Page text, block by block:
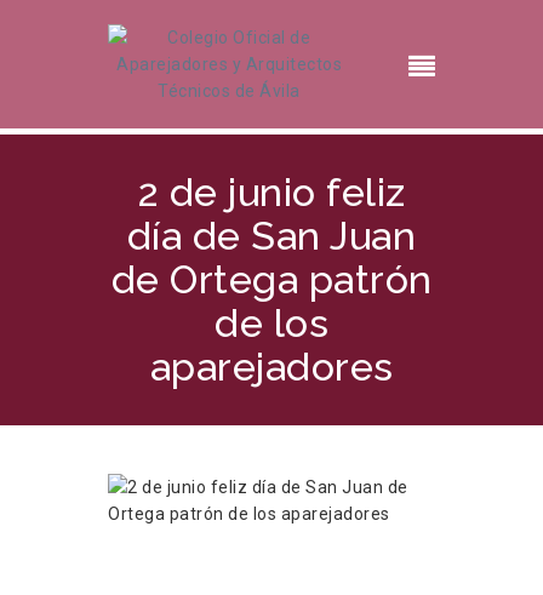
2 de junio feliz
día de San Juan
de Ortega patrón
de los
aparejadores